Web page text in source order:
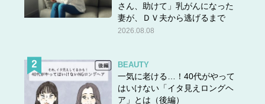
さん、助けて」乳がんになった
妻が、ＤＶ夫から逃げるまで
2026.08.08
BEAUTY
一気に老ける…！40代がやって
はいけない「イタ見えロングヘ
ア」とは（後編）